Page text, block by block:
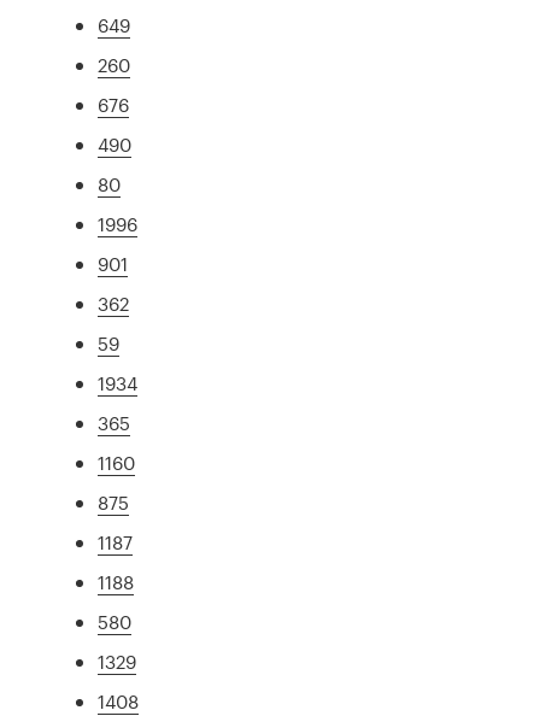
649
260
676
490
80
1996
901
362
59
1934
365
1160
875
1187
1188
580
1329
1408